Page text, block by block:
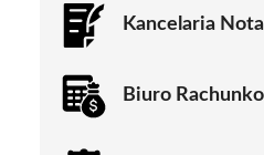
Kancelaria
Biuro